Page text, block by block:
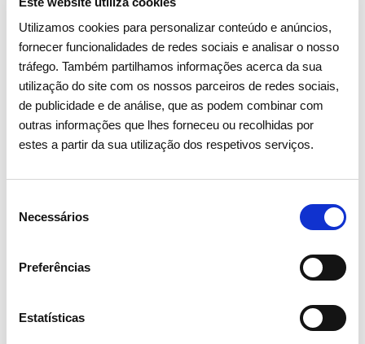
Utilizamos cookies para personalizar conteúdo e anúncios,
fornecer funcionalidades de redes sociais e analisar o nosso
tráfego. Também partilhamos informações acerca da sua
utilização do site com os nossos parceiros de redes sociais,
de publicidade e de análise, que as podem combinar com
outras informações que lhes forneceu ou recolhidas por
estes a partir da sua utilização dos respetivos serviços.
Necessários
Preferências
Estatísticas